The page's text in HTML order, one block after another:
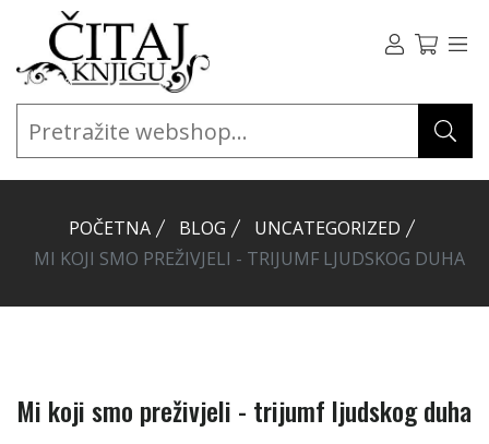
POČETNA BLOG
UNCATEGORIZED
MI KOJI SMO PREŽIVJELI - TRIJUMF LJUDSKOG DUHA
Mi koji smo preživjeli - trijumf ljudskog duha